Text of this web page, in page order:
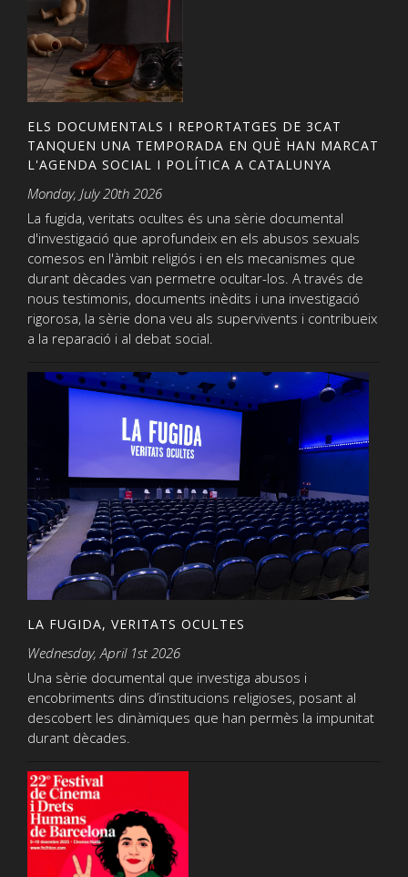
ELS DOCUMENTALS I REPORTATGES DE 3CAT
TANQUEN UNA TEMPORADA EN QUÈ HAN MARCAT
L'AGENDA SOCIAL I POLÍTICA A CATALUNYA
Monday, July 20th 2026
La fugida, veritats ocultes és una sèrie documental
d'investigació que aprofundeix en els abusos sexuals
comesos en l'àmbit religiós i en els mecanismes que
durant dècades van permetre ocultar-los. A través de
nous testimonis, documents inèdits i una investigació
rigorosa, la sèrie dona veu als supervivents i contribueix
a la reparació i al debat social.
LA FUGIDA, VERITATS OCULTES
Wednesday, April 1st 2026
Una sèrie documental que investiga abusos i
encobriments dins d’institucions religioses, posant al
descobert les dinàmiques que han permès la impunitat
durant dècades.